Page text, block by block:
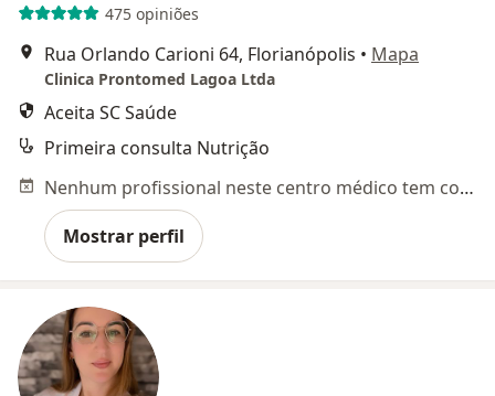
475 opiniões
Rua Orlando Carioni 64, Florianópolis • Mapa
Clinica Prontomed Lagoa Ltda
Aceita SC Saúde
Primeira consulta Nutrição
Nenhum profissional neste centro médico tem consultas disponíveis
Mostrar perfil